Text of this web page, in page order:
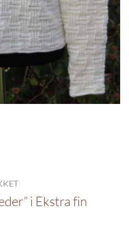
i Ekstra fin